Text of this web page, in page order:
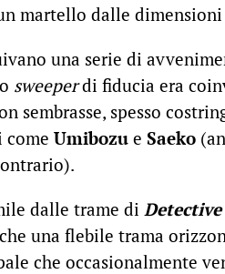
martello dalle
una serie di
sweeperdi fiducia era
sembrasse, spesso
Umibozu e Saeko
dalle trame di
una flebile trama
che occasionalmente